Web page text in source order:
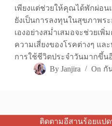
เพียงแต่ช่วยให้คุณได้พักผ่อน
ยังเป็นการลงทุนในสุขภาพร
เองอย่างสม่ำเสมอจะช่วยเ
ความเสี่ยงของโรคต่างๆ แ
การใช้ชีวิตประจำวันมากขึ้น
By Janjira On กั
ติดตามอีสานร้อยแปด